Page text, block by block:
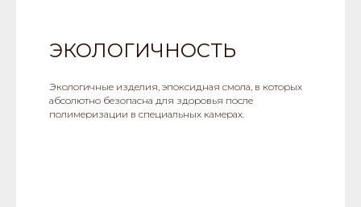
ЭКОЛОГИЧНОСТЬ
Экологичные изделия, эпоксидная смола, в которых
абсолютно безопасна для здоровья после
полимеризации в специальных камерах.